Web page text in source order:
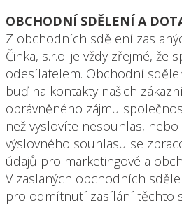
OBCHODNÍ SDĚLENÍ A
Z obchodních sdělení
Činka, s.r.o. je vždy zřejmé, že
odesílatelem. Obchodní
buď na kontakty našich
oprávněného zájmu
než vyslovíte nesouhlas, nebo
výslovného souhlasu se
údajů pro marketingové a
V zaslaných obchodních
pro odmítnutí zasílání těchto